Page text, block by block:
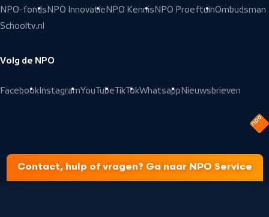
NPO-fonds NPO Innovatie NPO Kennis NPO ProeftuinOmbudsman
Schooltv.nl
Volg de NPO
FacebookInstagramYouTubeTikTokWhatsappNieuwsbrieven
Contact, hulp of vragen? Ga naar NPO Service